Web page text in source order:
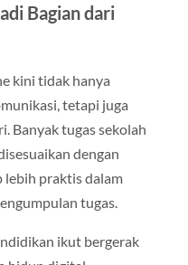
Bagian dari
kini tidak hanya
tetapi juga
Banyak tugas sekolah
dengan
lebih praktis dalam
tugas.
ikut bergerak